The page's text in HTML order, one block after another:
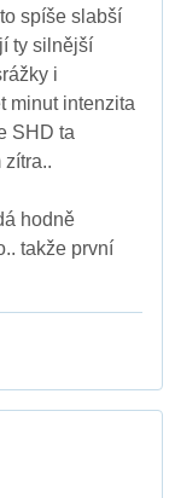
spíše slabší
ty silnější
i
minut intenzita
SHD ta
zítra..
hodně
takže první